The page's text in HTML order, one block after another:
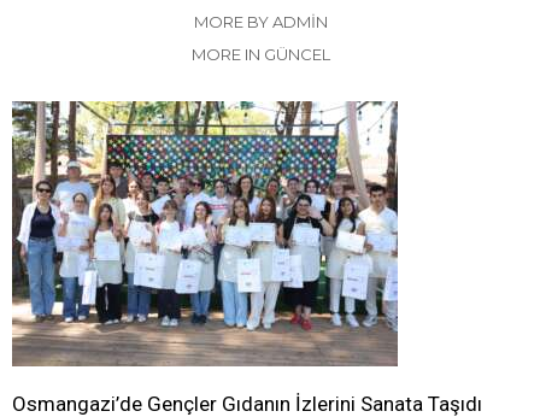
MORE BY ADMIN
MORE IN GÜNCEL
Osmangazi’de Gençler Gıdanın İzlerini Sanata Taşıdı